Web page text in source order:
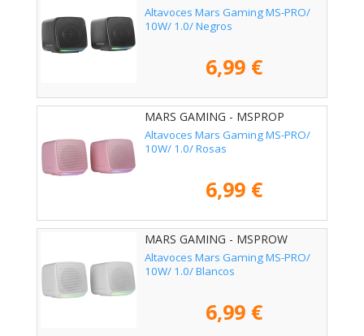
Altavoces Mars Gaming MS-PRO/
10W/ 1.0/ Negros
6,99 €
MARS GAMING - MSPROP
Altavoces Mars Gaming MS-PRO/
10W/ 1.0/ Rosas
6,99 €
MARS GAMING - MSPROW
Altavoces Mars Gaming MS-PRO/
10W/ 1.0/ Blancos
6,99 €